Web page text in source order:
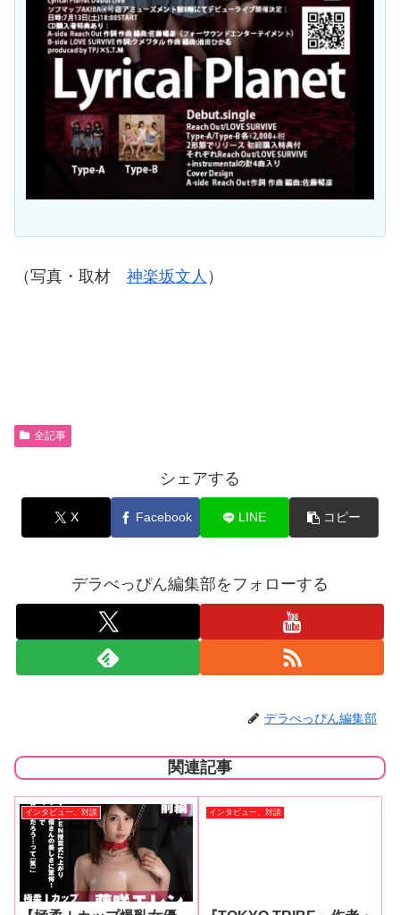
（写真・取材 神楽坂文人 ）
全記事
シェアする
X Facebook LINE コピー
デラべっぴん編集部をフォローする
デラべっぴん編集部
関連記事
インタビュー、対談 インタビュー、対談
シズム!! エロ“夜噺”（動
太です。オナニーしてますか？